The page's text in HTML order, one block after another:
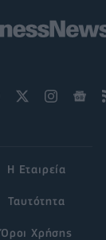
Η Εταιρεία
Ταυτότητα
Όροι Χρήσης